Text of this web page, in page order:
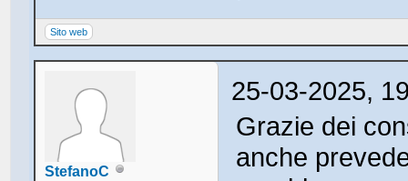
Sito web
StefanoC
25-03-2025,
Grazie dei
anche